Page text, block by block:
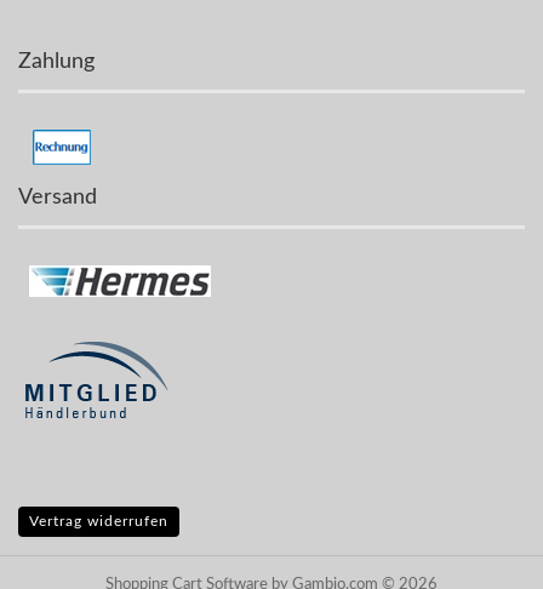
Zahlung
Versand
Vertrag widerrufen
Shopping Cart Software by Gambio.com © 2026